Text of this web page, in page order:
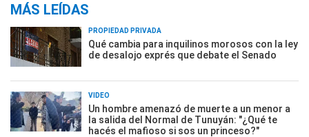
MÁS LEÍDAS
PROPIEDAD PRIVADA
Qué cambia para inquilinos morosos con la ley
de desalojo exprés que debate el Senado
VIDEO
Un hombre amenazó de muerte a un menor a
la salida del Normal de Tunuyán: "¿Qué te
hacés el mafioso si sos un princeso?"